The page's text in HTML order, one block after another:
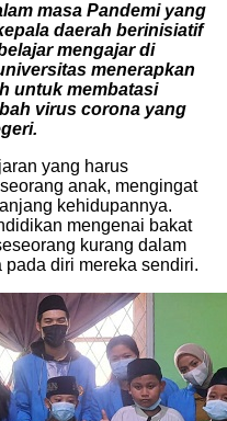
masa Pandemi yang
daerah berinisiatif
mengajar di
menerapkan
untuk membatasi
virus corona yang
yang harus
anak, mengingat
kehidupannya.
mengenai bakat
kurang dalam
diri mereka sendiri.